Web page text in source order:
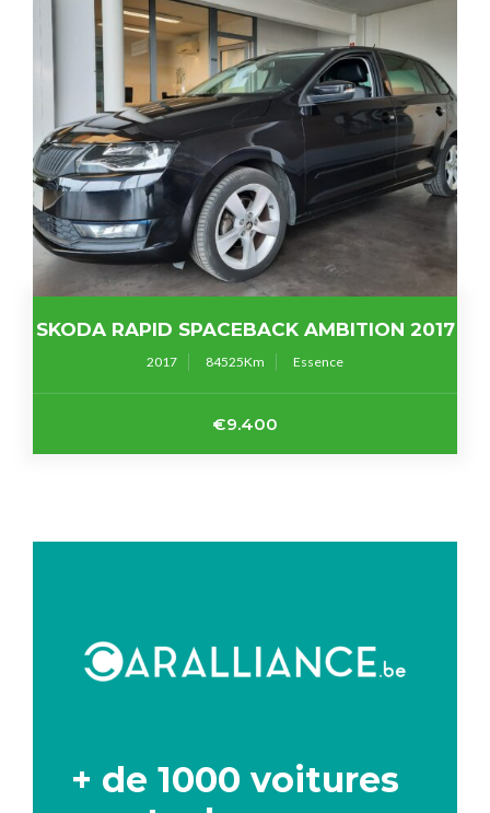
SKODA RAPID SPACEBACK AMBITION 2017
2017 84525 Essence
€9.400
+ de 1000 voitures